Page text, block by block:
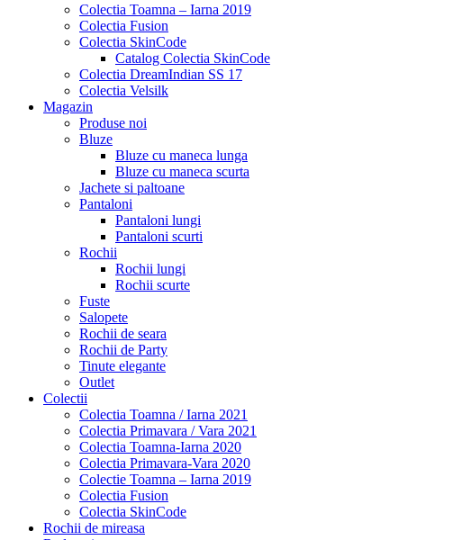
Colectia Toamna – Iarna 2019
Colectia Fusion
Colectia SkinCode
Catalog Colectia SkinCode
Colectia DreamIndian SS 17
Colectia Velsilk
Magazin
Produse noi
Bluze
Bluze cu maneca lunga
Bluze cu maneca scurta
Jachete si paltoane
Pantaloni
Pantaloni lungi
Pantaloni scurti
Rochii
Rochii lungi
Rochii scurte
Fuste
Salopete
Rochii de seara
Rochii de Party
Tinute elegante
Outlet
Colectii
Colectia Toamna / Iarna 2021
Colectia Primavara / Vara 2021
Colectia Toamna-Iarna 2020
Colectia Primavara-Vara 2020
Colectie Toamna – Iarna 2019
Colectia Fusion
Colectia SkinCode
Rochii de mireasa